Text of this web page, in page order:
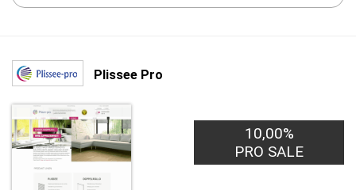
Plissee Pro
10,00%
PRO SALE